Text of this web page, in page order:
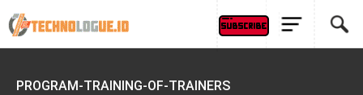
PROGRAM-TRAINING-OF-TRAINERS